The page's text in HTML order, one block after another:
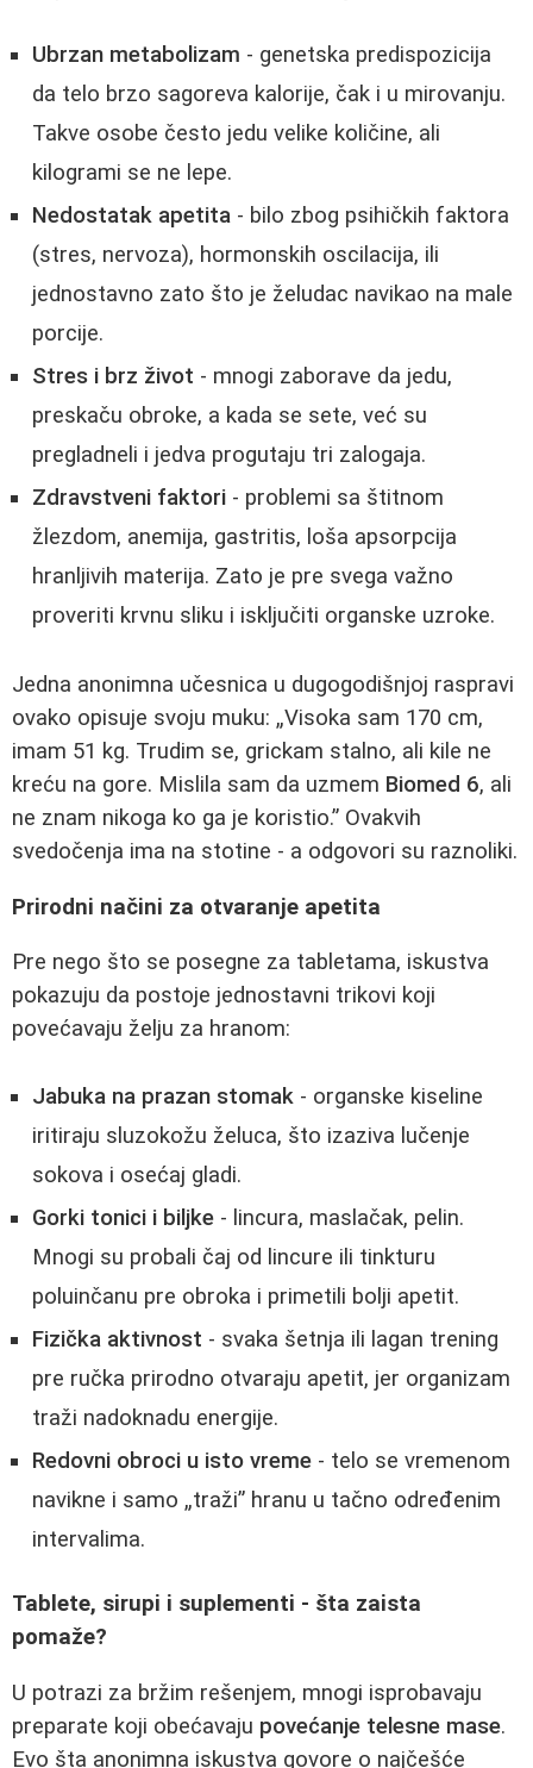
Ubrzan metabolizam - genetska predispozicija
da telo brzo sagoreva kalorije, čak i u mirovanju.
Takve osobe često jedu velike količine, ali
kilogrami se ne lepe.
Nedostatak apetita - bilo zbog psihičkih faktora
(stres, nervoza), hormonskih oscilacija, ili
jednostavno zato što je želudac navikao na male
porcije.
Stres i brz život - mnogi zaborave da jedu,
preskaču obroke, a kada se sete, već su
pregladneli i jedva progutaju tri zalogaja.
Zdravstveni faktori - problemi sa štitnom
žlezdom, anemija, gastritis, loša apsorpcija
hranljivih materija. Zato je pre svega važno
proveriti krvnu sliku i isključiti organske uzroke.
Jedna anonimna učesnica u dugogodišnjoj raspravi
ovako opisuje svoju muku: „Visoka sam 170 cm,
imam 51 kg. Trudim se, grickam stalno, ali kile ne
kreću na gore. Mislila sam da uzmem Biomed 6, ali
ne znam nikoga ko ga je koristio.” Ovakvih
svedočenja ima na stotine - a odgovori su raznoliki.
Prirodni načini za otvaranje apetita
Pre nego što se posegne za tabletama, iskustva
pokazuju da postoje jednostavni trikovi koji
povećavaju želju za hranom:
Jabuka na prazan stomak - organske kiseline
iritiraju sluzokožu želuca, što izaziva lučenje
sokova i osećaj gladi.
Gorki tonici i biljke - lincura, maslačak, pelin.
Mnogi su probali čaj od lincure ili tinkturu
poluinčanu pre obroka i primetili bolji apetit.
Fizička aktivnost - svaka šetnja ili lagan trening
pre ručka prirodno otvaraju apetit, jer organizam
traži nadoknadu energije.
Redovni obroci u isto vreme - telo se vremenom
navikne i samo „traži” hranu u tačno određenim
intervalima.
Tablete, sirupi i suplementi - šta zaista
pomaže?
U potrazi za bržim rešenjem, mnogi isprobavaju
preparate koji obećavaju povećanje telesne mase.
Evo šta anonimna iskustva govore o najčešće